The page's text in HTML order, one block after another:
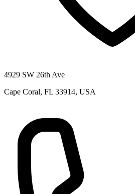
4929 SW 26th Ave
Cape Coral, FL 33914, USA